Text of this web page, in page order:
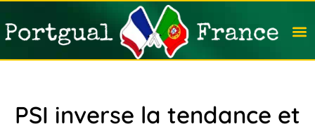
PSI inverse la tendance et